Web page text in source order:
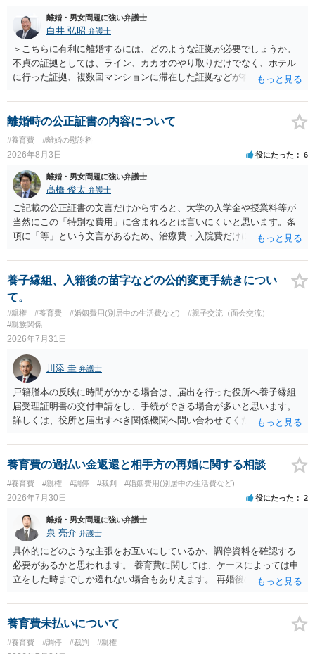
離婚・男女問題に強い弁護士
白井 弘昭 弁護士
＞こちらに有利に離婚するには、どのような証拠が必要でしょうか。
不貞の証拠としては、ライン、カカオのやり取りだけでなく、ホテル
に行った証拠、複数回マンションに滞在した証拠などが有効です。 不
婚する、慰謝料をとるなど）ことができると思われます。 ただし、不
貞発覚後、長期間同居を続けると、不貞を許したとの評価につながる
離婚時の公正証書の内容について
#養育費 #離婚の慰謝料
2026年8月3日 役にたった 6
離婚・男女問題に強い弁護士
髙橋 俊太 弁護士
ご記載の公正証書の文言だけからすると、大学の入学金や授業料等が
当然にこの「特別な費用」に含まれるとは言いにくいと思います。条
項に「等」という文言があるため、治療費・入院費だけに限定される
れていますので、通常は、病気や事故によって臨時に必要となった医
療費その他これに類する特別支出を念頭に置いた条項と読むのが自然
です。したがって、大学の入学金、授業料、受験費用などの教育費に
ついてまで、「この条項があるから当然に半額を請求できる」とまで
は言いにくいと思われます。なお、通常、大学進学費用をどこまで負
担すべきかについては、離婚時の合意内容のほか、子どもの年齢、大
や費用などを踏まえて個別に検討することになります。公正証書の他
の条項において、養育費の終期についてどのように定められている
か、大学進学に関する定めの有無、「教育費」「進学費用」に関する
定めの有無等について確認する必要があると考えられます。
養子縁組、入籍後の苗字などの公的変更手続きについ
て。
#親権 #養育費 #婚姻費用(別居中の生活費など)
#親子交流（面会交流）
#親族関係
2026年7月31日
川添 圭 弁護士
戸籍謄本の反映に時間がかかる場合は、届出を行った役所へ養子縁組
届受理証明書の交付申請をし、手続ができる場合が多いと思います。
詳しくは、役所と届出すべき関係機関へ問い合わせてください。
養育費の過払い金返還と相手方の再婚に関する相談
#養育費 #親権 #調停 #裁判 #婚姻費用(別居中の生活費など)
2026年7月30日 役にたった 2
離婚・男女問題に強い弁護士
泉 亮介 弁護士
具体的にどのような主張をお互いにしているか、調停資料を確認する
必要があるかと思われます。 養育費に関しては、ケースによっては申
立をした時までしか遡れない場合もありえます。 再婚後の相手方の行
養育費に関するやりとり等があればそちらについても確認する必要が
あるでしょう。 公開相談の場での回答よりも個別に弁護士にご相談さ
養育費未払いについて
#養育費 #調停 #裁判 #親権